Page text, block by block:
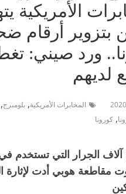
الأمريكية
بتزوير أرقام
ورد صيني:
لديهم
المخابرات الأمريكية, بلومبرج,
, كورونا
آلاف الجرار التي تستخدم
مقاطعة هوبي أدت